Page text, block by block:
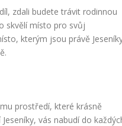
zdali budete trávit rodinnou
skvělí místo pro svůj
kterým jsou právě
prostředí, které krásně
, vás nabudí do